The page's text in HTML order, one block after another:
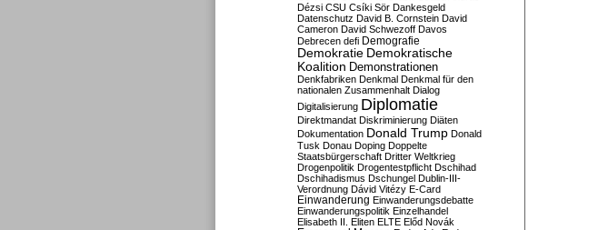
Dézsi CSU Csíki Sör Dankesgeld
Datenschutz David B. Cornstein David
Cameron David Schwezoff Davos
Debrecen defi Demografie
Demokratie Demokratische
Koalition Demonstrationen
Denkfabriken Denkmal Denkmal für den
nationalen Zusammenhalt Dialog
Digitalisierung Diplomatie
Direktmandat Diskriminierung Diäten
Dokumentation Donald Trump Donald
Tusk Donau Doping Doppelte
Staatsbürgerschaft Dritter Weltkrieg
Drogenpolitik Drogentestpflicht Dschihad
Dschihadismus Dschungel Dublin-III-
Verordnung Dávid Vitézy E-Card
Einwanderung Einwanderungsdebatte
Einwanderungspolitik Einzelhandel
Elisabeth II. Eliten ELTE Előd Novák